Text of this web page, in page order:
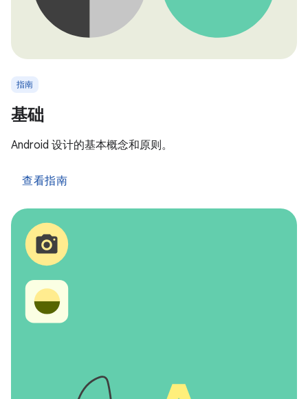
指南
基础
Android 设计的基本概念和原则。
查看指南